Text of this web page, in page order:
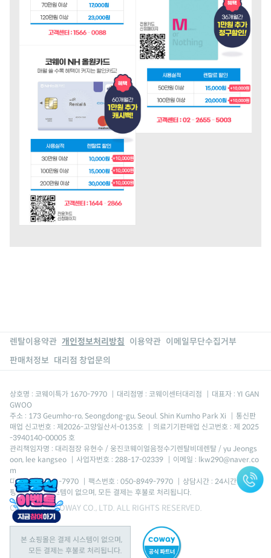
렌탈이용약관 개인정보처리방침 이용약관 이메일무단수집거부
판매처정보 대리점 창업문의
상호명 : 코웨이특가 1670-7970 | 대리점명 : 코웨이센터대리점 | 대표자 : YI GAN
GWOO
주소 : 173 Geumho-ro, Seongdong-gu, Seoul. Shin Kumho Park Xi
| 통신판
매업 신고번호 : 제2026-고양일산서-0135호
| 의료기기판매업 신고번호 : 제 2025
-3940140-00005 호
관리책임자명 : 대리점장 유현수 / 웅진코웨이얼음정수기렌탈비데렌탈 / yu Jeongs
oon, lee kangseo | 사업자번호 : 288-17-02339 | 이메일 : lkw290@naver.co
m
대표번호 : 1670-7970 | 팩스번호 : 050-8949-7970 | 상담시간 : 24시간 *본 쇼
핑몰은 결제 시스템이 없으며, 모든 결제는 후불로 처리됩니다.
COPYRIGHT COWAY CO., LTD. ALL RIGHTS RESERVED.
본 쇼핑몰은 결제 시스템이 없으며,
모든 결제는 후불로 처리됩니다.